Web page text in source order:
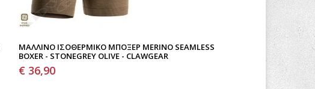
ΜΆΛΛΙΝΟ ΙΣΟΘΕΡΜΙΚΌ ΜΠΌΞΕΡ MERINO SEAMLESS
BOXER - STONEGREY OLIVE - CLAWGEAR
€ 36,90